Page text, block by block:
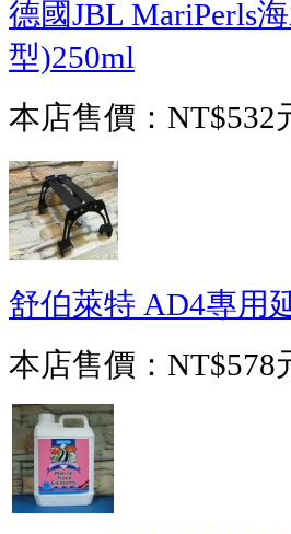
德國JBL MariPerls
型)250ml
本店售價： NT$532
舒伯萊特 AD4專用
本店售價： NT$578